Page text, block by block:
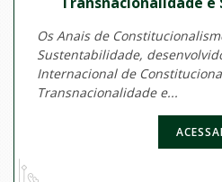
Os Anais de
Sustentabilidade,
Internacional de
Transnacionalidade e...